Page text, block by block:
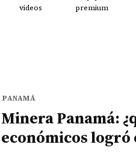
videos premium
PANAMÁ
Minera Panamá:
económicos logró